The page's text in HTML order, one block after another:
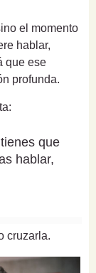
el momento
hablar,
que ese
profunda.
que
hablar,
cruzarla.